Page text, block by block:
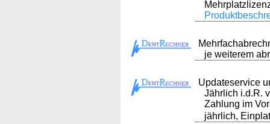
je weiterem
Updateservice
Jährlich i.d.R.
Zahlung im
jährlich,